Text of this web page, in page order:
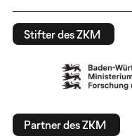
Stifter des ZKM
Partner des ZKM